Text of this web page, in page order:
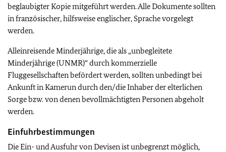
beglaubigter Kopie mitgeführt werden. Alle Dokumente sollten
in französischer, hilfsweise englischer, Sprache vorgelegt
werden.
Alleinreisende Minderjährige, die als „unbegleitete
Minderjährige (UNMR)“ durch kommerzielle
Fluggesellschaften befördert werden, sollten unbedingt bei
Ankunft in Kamerun durch den/die Inhaber der elterlichen
Sorge bzw. von denen bevollmächtigten Personen abgeholt
werden.
Einfuhrbestimmungen
Die Ein- und Ausfuhr von Devisen ist unbegrenzt möglich,